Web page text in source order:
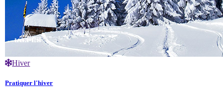
Hiver
Pratiquer l'hiver